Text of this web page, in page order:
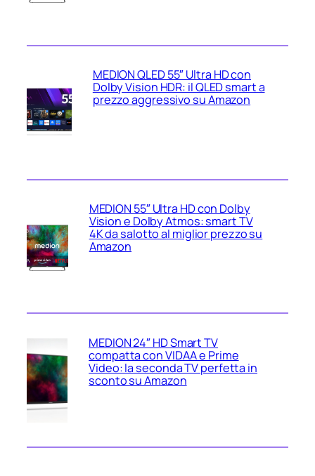
MEDION QLED 55″ Ultra HD con
Dolby Vision HDR: il QLED smart a
prezzo aggressivo su Amazon
MEDION 55″ Ultra HD con Dolby
Vision e Dolby Atmos: smart TV
4K da salotto al miglior prezzo su
Amazon
MEDION 24″ HD Smart TV
compatta con VIDAA e Prime
Video: la seconda TV perfetta in
sconto su Amazon